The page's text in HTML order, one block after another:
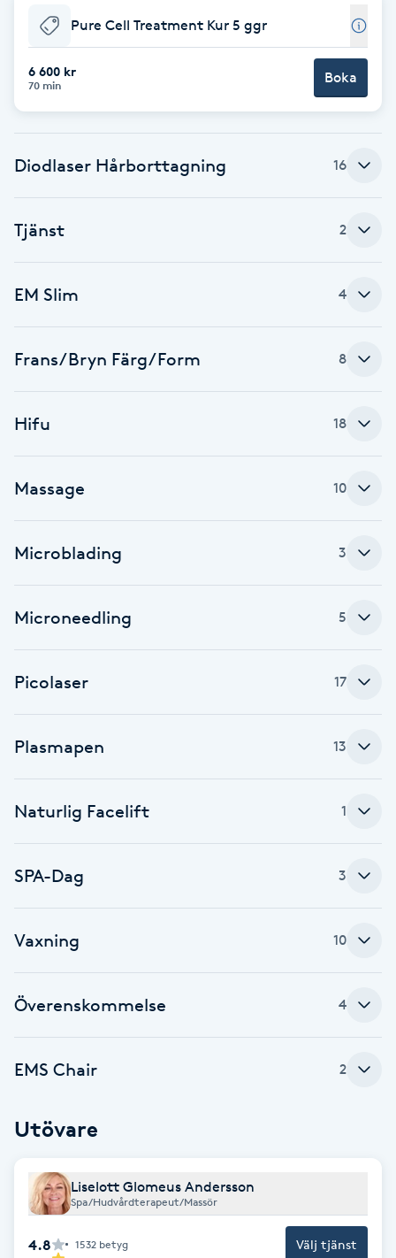
Fotsvamp
Fotvård
Fransar
Fransborttagning
Fransförlängning
Fransförlängning Volym
Fransk manikyr
Friskvård
Friskvårdsmassage
Funktionsanalys
Föning
G
Gel naglar
Gelenaglar
Gravidmassage
Gravidyoga
Gruppträning
Pure Cell Treatment Kur 5 ggr
6 600 kr
70 min Boka
Diodlaser Hårborttagning 16
Tjänst 2
EM Slim 4
Frans/Bryn Färg/Form 8
Hifu 18
Massage 10
Microblading 3
Microneedling 5
Picolaser 17
Plasmapen 13
Naturlig Facelift 1
SPA-Dag 3
Vaxning 10
Överenskommelse 4
EMS Chair 2
Utövare
Liselott Glomeus Andersson
Spa/Hudvårdterapeut/Massör
4.8 1532 betyg Välj tjänst